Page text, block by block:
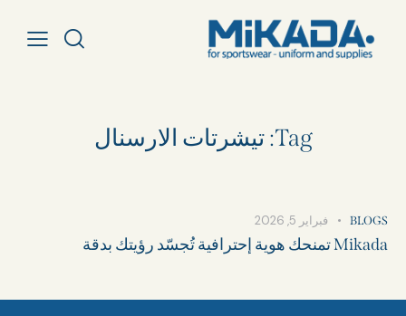
Tag: تيشرتات الارسنال​
BLOGS فبراير 5, 2026
Mikada تمنحك هوية إحترافية تُجسّد رؤيتك بدقة